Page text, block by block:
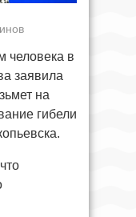
человека в
заявила
на
гибели